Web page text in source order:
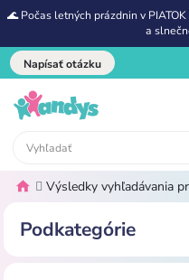
🌊 Počas letných prázdnin v
a
Napísať otázku
Výsledky vyhľadávania
Podkategórie